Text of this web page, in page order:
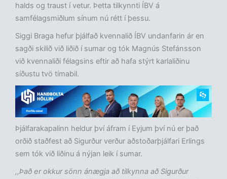
halds og traust í vetur. Þetta tilkynnti ÍBV á
samfélagsmiðlum sínum nú rétt í þessu.
Siggi Braga hefur þjálfað kvennalið ÍBV undanfarin ár en
sagði skilið við liðið í sumar og tók Magnús Stefánsson
við kvennaliði félagsins eftir að hafa stýrt karlaliðinu
síðustu tvö tímabil.
Þjálfarakapalinn heldur því áfram í Eyjum því nú er það
orðið staðfest að Sigurður verður aðstoðarþjálfari Erlings
sem tók við liðinu á nýjan leik í sumar.
,,Það er okkur sönn ánægja að tilkynna að Sigurður